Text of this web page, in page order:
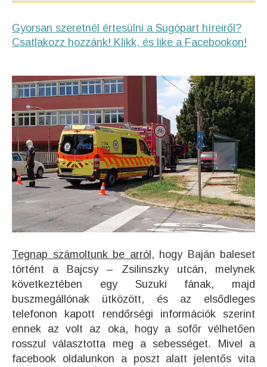
Gyorsan szeretnél értesülni a Sugópart híreiről?
Csatlakozz hozzánk! Klikk, és like a Facebookon!
Tegnap számoltunk be arról , hogy Baján baleset
történt a Bajcsy – Zsilinszky utcán, melynek
következtében egy Suzuki fának, majd
buszmegállónak ütközött, és az elsődleges
telefonon kapott rendőrségi információk szerint
ennek az volt az oka, hogy a sofőr vélhetően
rosszul választotta meg a sebességet. Mivel a
facebook oldalunkon a poszt alatt jelentős vita